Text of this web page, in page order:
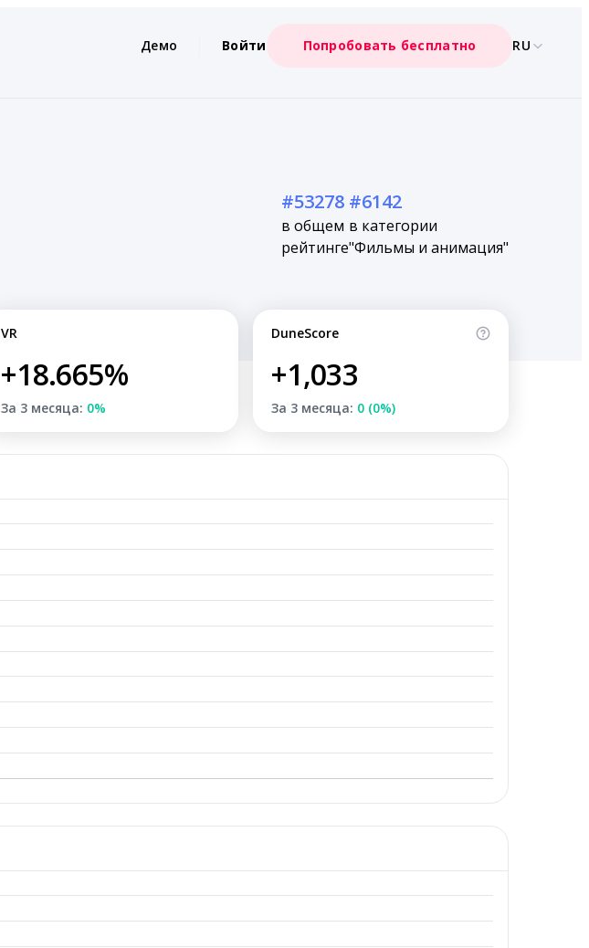
Демо Войти Попробовать бесплатно RU
#53278
в общем
рейтинге
#6142
в категории
"Фильмы и анимация"
VR
+18.665%
За 3 месяца: 0%
DuneScore
+1,033
За 3 месяца: 0 (0%)